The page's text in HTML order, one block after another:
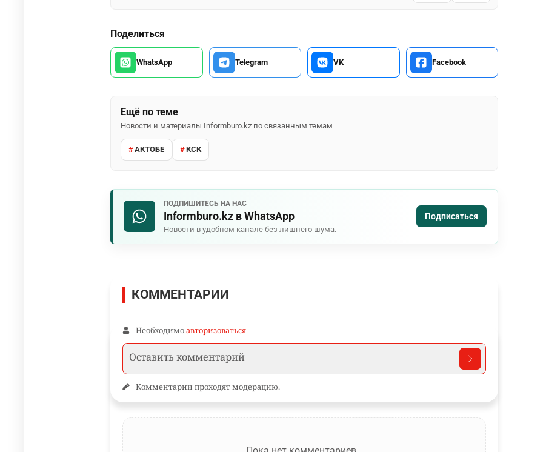
Поделиться
WhatsApp Telegram VK Facebook
Ещё по теме
Новости и материалы Informburo.kz по связанным темам
АКТОБЕ КСК
ПОДПИШИТЕСЬ НА НАС
Informburo.kz в WhatsApp
Новости в удобном канале без лишнего шума.
Подписаться
КОММЕНТАРИИ
Необходимоавторизоваться
Комментарии проходят модерацию.